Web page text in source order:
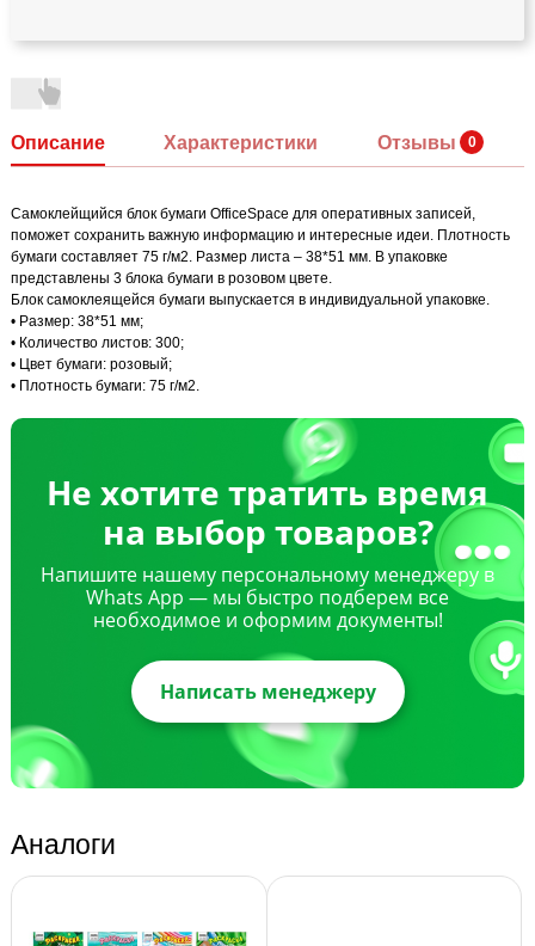
Описание Характеристики Отзывы
Самоклейщийся блок бумаги OfficeSpace для оперативных записей,
поможет сохранить важную информацию и интересные идеи. Плотность
бумаги составляет 75 г/м2. Размер листа – 38*51 мм. В упаковке
представлены 3 блока бумаги в розовом цвете.
Блок самоклеящейся бумаги выпускается в индивидуальной упаковке.
• Размер: 38*51 мм;
• Количество листов: 300;
• Цвет бумаги: розовый;
• Плотность бумаги: 75 г/м2.
Не хотите тратить время
на выбор товаров?
Напишите нашему персональному менеджеру в
Whats App — мы быстро подберем все
необходимое и оформим документы!
Написать менеджеру
Аналоги